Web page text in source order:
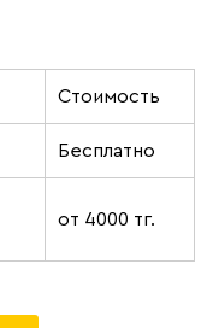
Стоимость
Бесплатно
от 4000 тг.